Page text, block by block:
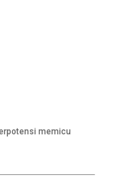
memicu